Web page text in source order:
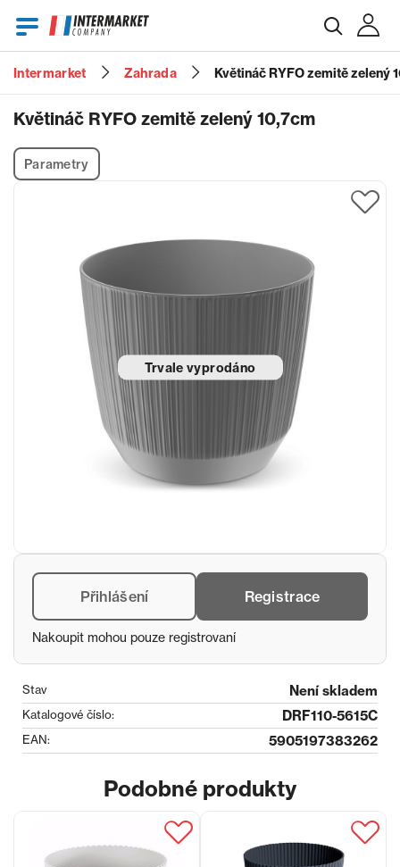
Heslo
Intermarket Zahrada Květináč RYFO zemitě zelený
Květináč RYFO zemitě zelený 10,7cm
Parametry
Trvale vyprodáno
Přihlášení Registrace
Nakoupit mohou pouze registrovaní
Stav Není skladem
Katalogové číslo: DRF110-5615C
EAN: 5905197383262
Podobné produkty